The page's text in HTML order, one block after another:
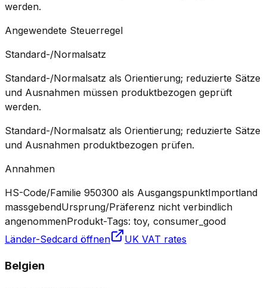
werden.
Angewendete Steuerregel
Standard-/Normalsatz
Standard-/Normalsatz als Orientierung; reduzierte Sätze
und Ausnahmen müssen produktbezogen geprüft
werden.
Standard-/Normalsatz als Orientierung; reduzierte Sätze
und Ausnahmen produktbezogen prüfen.
Annahmen
HS-Code/Familie 950300 als AusgangspunktImportland
massgebendUrsprung/Präferenz nicht verbindlich
angenommenProdukt-Tags: toy, consumer_good
Länder-Sedcard öffnen
UK VAT rates
Belgien